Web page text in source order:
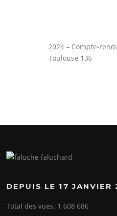
2024 – Compte-
Toulouse 136
DEPUIS LE 17 JANVIER
Total des vues: 1 608 686